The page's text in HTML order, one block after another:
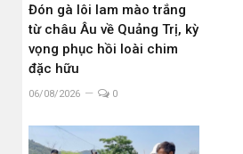
Đón gà lôi lam mào trắng
từ châu Âu về Quảng Trị, kỳ
vọng phục hồi loài chim
đặc hữu
06/08/2026 0